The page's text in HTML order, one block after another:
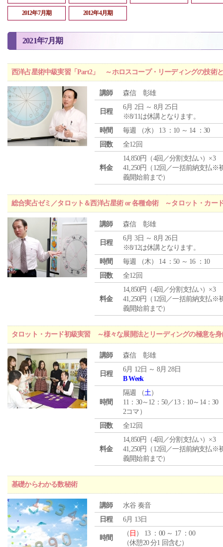
2012年7月期 2012年4月期
2021年7月期
西洋占星術中級実習「Part2」 ～ホロスコープ・リーディングの技術
講師 森信 彰雄
日程
6月 2日 ～ 8月 25日
※8/11は休講となります。
時間
毎週 （水） 13 ：10 ～ 14 ：30
回数
全12回
料金
14,850円（4回／分割支払い）×3
41,250円（12回／一括前納支払※
義開始前まで）
総合実占ゼミ／タロット＆西洋占星術 or 各種命術 ～タロット・カー
講師 森信 彰雄
日程
6月 3日 ～ 8月 26日
※8/12は休講となります。
時間
毎週 （木） 14 ：50 ～ 16 ：10
回数
全12回
料金
14,850円（4回／分割支払い）×3
41,250円（12回／一括前納支払※
義開始前まで）
タロット・カード初級実習 ～様々な展開法とリーディングの極意を身
講師 森信 彰雄
日程
6月 12日 ～ 8月 28日
B Week
時間
隔週 （土）
11：30～12：50／13：10～14：30
2コマ）
回数
全12回
料金
14,850円（4回／分割支払い）×3
41,250円（12回／一括前納支払※
義開始前まで）
基礎からわかる数秘術
講師
水谷 奏音
日程
6月 13日
時間
（ 日 ） 13 ：00 ～ 17 ：00
（休憩20 分1 回含む）